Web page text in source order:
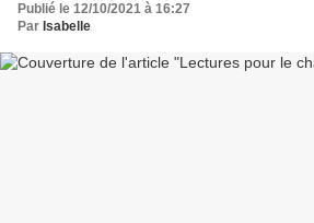
Publié le 12/10/2021 à 16:27
Par Isabelle